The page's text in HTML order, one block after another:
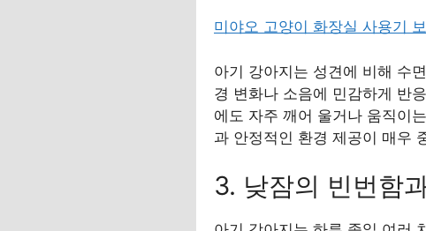
미야오 고양이 화장실 사용기
아기 강아지는 성견에 비해 수
경 변화나 소음에 민감하게 반
에도 자주 깨어 울거나 움직이
과 안정적인 환경 제공이 매우
3. 낮잠의 빈번함